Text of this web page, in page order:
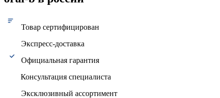
Товар сертифицирован
Экспресс-доставка
Официальная гарантия
Консультация специалиста
Эксклюзивный ассортимент